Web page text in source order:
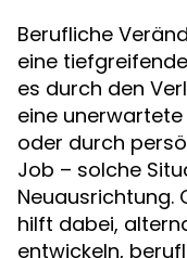
Berufliche
eine
es durch den
eine
oder durch
Job – solche
Neuausrichtung.
hilft dabei,
entwickeln,